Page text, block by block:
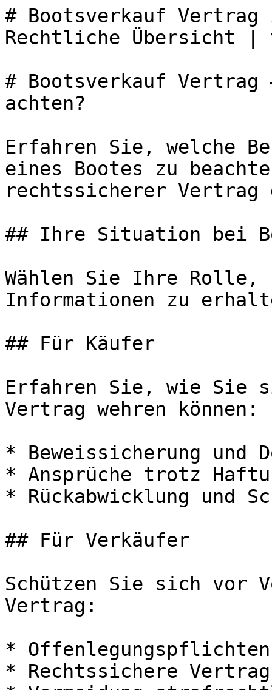
# Bootsverkauf
Rechtliche Übersicht |
# Bootsverkauf
achten?
Erfahren Sie, welche
eines Bootes zu
rechtssicherer
## Ihre Situation bei
Wählen Sie Ihre Rolle,
Informationen zu
## Für Käufer
Erfahren Sie, wie Sie
Vertrag wehren können:
* Beweissicherung und
* Ansprüche trotz
* Rückabwicklung und
## Für Verkäufer
Schützen Sie sich vor
Vertrag:
* Offenlegungspflichten
* Rechtssichere